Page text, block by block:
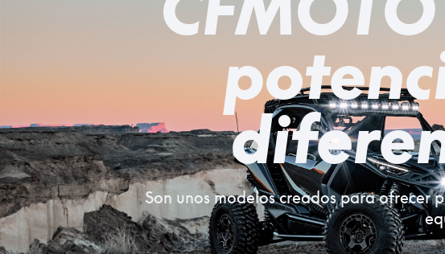
Son unos modelos creados para ofrecer